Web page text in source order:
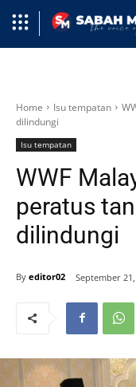
Home Isu tempatan
dilindungi
Isu tempatan
WWF
peratus
dilindungi
By editor02 September